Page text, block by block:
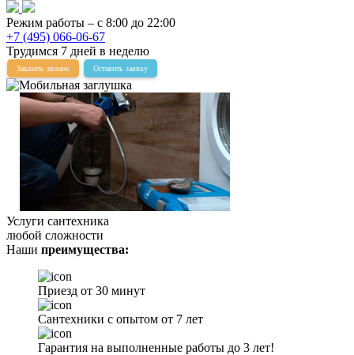
Режим работы – с 8:00 до 22:00
+7 (495) 066-06-67
Трудимся 7 дней в неделю
Заказать звонок Оставить заявку
Услуги сантехника
любой сложности
Наши преимущества:
Приезд от 30 минут
Сантехники с опытом от 7 лет
Гарантия на выполненные работы до 3 лет!